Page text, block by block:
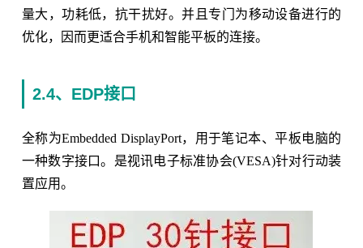
量大，功耗低，抗干扰好。并且专门为移动设备进行的
优化，因而更适合手机和智能平板的连接。
2.4、EDP接口
全称为Embedded DisplayPort，用于笔记本、平板电脑的
一种数字接口。是视讯电子标准协会(VESA)针对行动装
置应用。